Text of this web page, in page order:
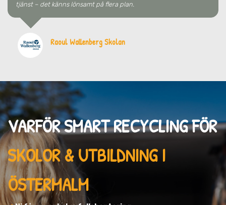
tjänst – det känns lönsamt på flera plan.
Raoul Wallenberg Skolan
VARFÖR SMART RECYCLING FÖR
SKOLOR & UTBILDNING I
ÖSTERMALM